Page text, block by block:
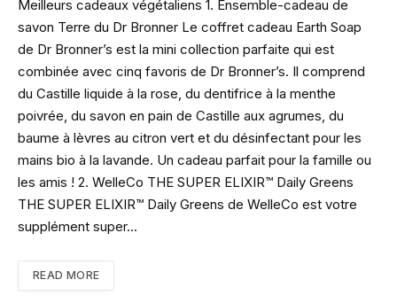
Meilleurs cadeaux végétaliens 1. Ensemble-cadeau de
savon Terre du Dr Bronner Le coffret cadeau Earth Soap
de Dr Bronner’s est la mini collection parfaite qui est
combinée avec cinq favoris de Dr Bronner’s. Il comprend
du Castille liquide à la rose, du dentifrice à la menthe
poivrée, du savon en pain de Castille aux agrumes, du
baume à lèvres au citron vert et du désinfectant pour les
mains bio à la lavande. Un cadeau parfait pour la famille ou
les amis ! 2. WelleCo THE SUPER ELIXIR™ Daily Greens
THE SUPER ELIXIR™ Daily Greens de WelleCo est votre
supplément super…
READ MORE